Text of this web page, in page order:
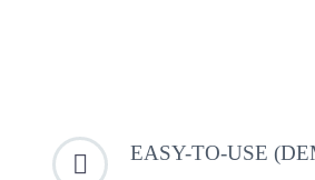

 EASY-TO-USE